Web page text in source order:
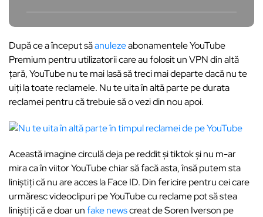
După ce a început săanulezeabonamentele YouTube
Premium pentru utilizatorii care au folosit un VPN din altă
țară, YouTube nu te mai lasă să treci mai departe dacă nu te
uiți la toate reclamele. Nu te uita în altă parte pe durata
reclamei pentru că trebuie să o vezi din nou apoi.
Această imagine circulă deja pe reddit și tiktok și nu m-ar
mira ca în viitor YouTube chiar să facă asta, însă putem sta
liniștiți că nu are acces la Face ID. Din fericire pentru cei care
urmăresc videoclipuri pe YouTube cu reclame pot să stea
liniștiți că e doar unfake newscreat de Soren Iverson pe